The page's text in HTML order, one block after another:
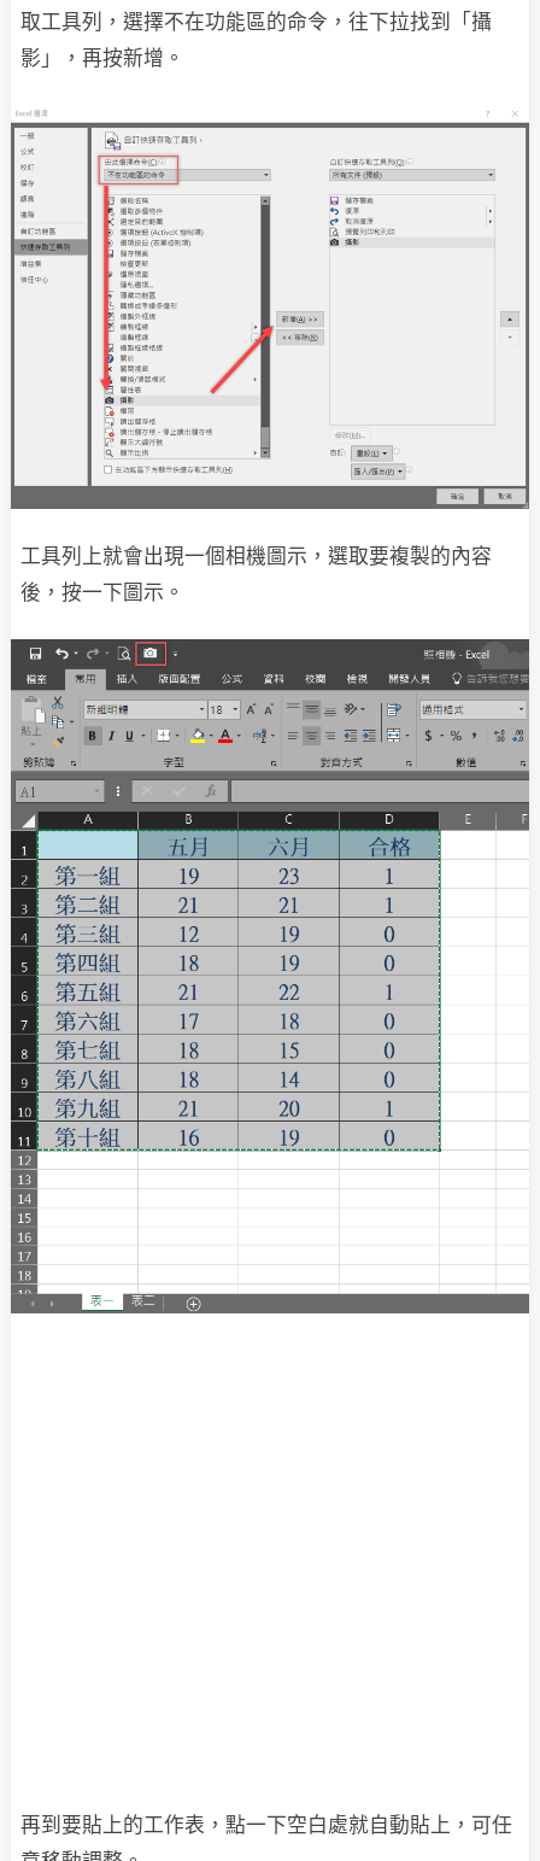
取工具列，選擇不在功能區的命令，往下拉找到「攝
影」，再按新增。
工具列上就會出現一個相機圖示，選取要複製的內容
後，按一下圖示。
再到要貼上的工作表，點一下空白處就自動貼上，可任